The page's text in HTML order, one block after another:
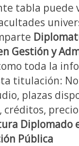
tabla puede
Gestión y
toda la
titulación:
plazas
créditos,
Diplomado
Pública